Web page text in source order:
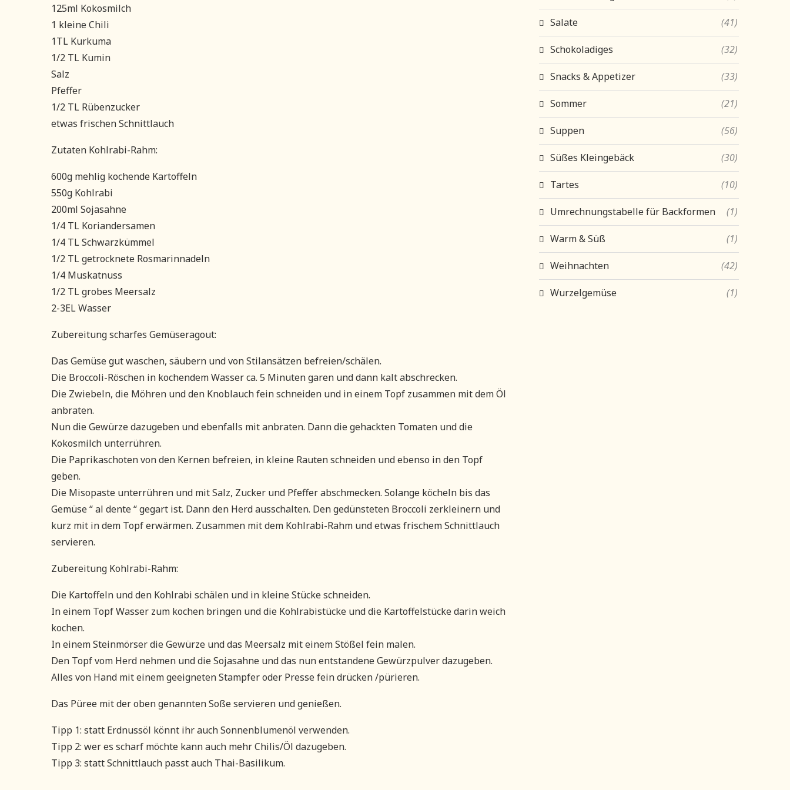
125ml Kokosmilch
1 kleine Chili
1TL Kurkuma
1/2 TL Kumin
Salz
Pfeffer
1/2 TL Rübenzucker
etwas frischen Schnittlauch
Zutaten Kohlrabi-Rahm:
600g mehlig kochende Kartoffeln
550g Kohlrabi
200ml Sojasahne
1/4 TL Koriandersamen
1/4 TL Schwarzkümmel
1/2 TL getrocknete Rosmarinnadeln
1/4 Muskatnuss
1/2 TL grobes Meersalz
2-3EL Wasser
Zubereitung scharfes Gemüseragout:
Das Gemüse gut waschen, säubern und von Stilansätzen befreien/schälen.
Die Broccoli-Röschen in kochendem Wasser ca. 5 Minuten garen und dann kalt abschrecken.
Die Zwiebeln, die Möhren und den Knoblauch fein schneiden und in einem Topf zusammen mit dem Öl
anbraten.
Nun die Gewürze dazugeben und ebenfalls mit anbraten. Dann die gehackten Tomaten und die
Kokosmilch unterrühren.
Die Paprikaschoten von den Kernen befreien, in kleine Rauten schneiden und ebenso in den Topf
geben.
Die Misopaste unterrühren und mit Salz, Zucker und Pfeffer abschmecken. Solange köcheln bis das
Gemüse “ al dente “ gegart ist. Dann den Herd ausschalten. Den gedünsteten Broccoli zerkleinern und
kurz mit in dem Topf erwärmen. Zusammen mit dem Kohlrabi-Rahm und etwas frischem Schnittlauch
servieren.
Zubereitung Kohlrabi-Rahm:
Die Kartoffeln und den Kohlrabi schälen und in kleine Stücke schneiden.
In einem Topf Wasser zum kochen bringen und die Kohlrabistücke und die Kartoffelstücke darin weich
kochen.
In einem Steinmörser die Gewürze und das Meersalz mit einem Stößel fein malen.
Den Topf vom Herd nehmen und die Sojasahne und das nun entstandene Gewürzpulver dazugeben.
Alles von Hand mit einem geeigneten Stampfer oder Presse fein drücken /pürieren.
Das Püree mit der oben genannten Soße servieren und genießen.
Tipp 1: statt Erdnussöl könnt ihr auch Sonnenblumenöl verwenden.
Tipp 2: wer es scharf möchte kann auch mehr Chilis/Öl dazugeben.
Tipp 3: statt Schnittlauch passt auch Thai-Basilikum.
Salate (41)
Schokoladiges (32)
Snacks & Appetizer (33)
Sommer (21)
Suppen (56)
Süßes Kleingebäck (30)
Tartes (10)
Umrechnungstabelle für Backformen (1)
Warm & Süß (1)
Weihnachten (42)
Wurzelgemüse (1)